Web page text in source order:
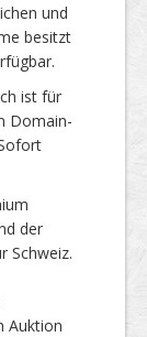
und
besitzt
ist für
Domain-
der
Schweiz.
Auktion